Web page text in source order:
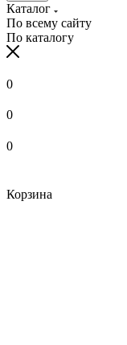
Каталог
По всему сайту
По каталогу
0
0
0
Корзина